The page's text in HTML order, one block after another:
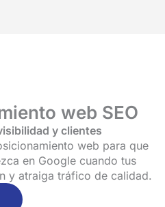
web SEO
y clientes
web para que
en Google cuando tus
y atraiga tráfico de calidad.